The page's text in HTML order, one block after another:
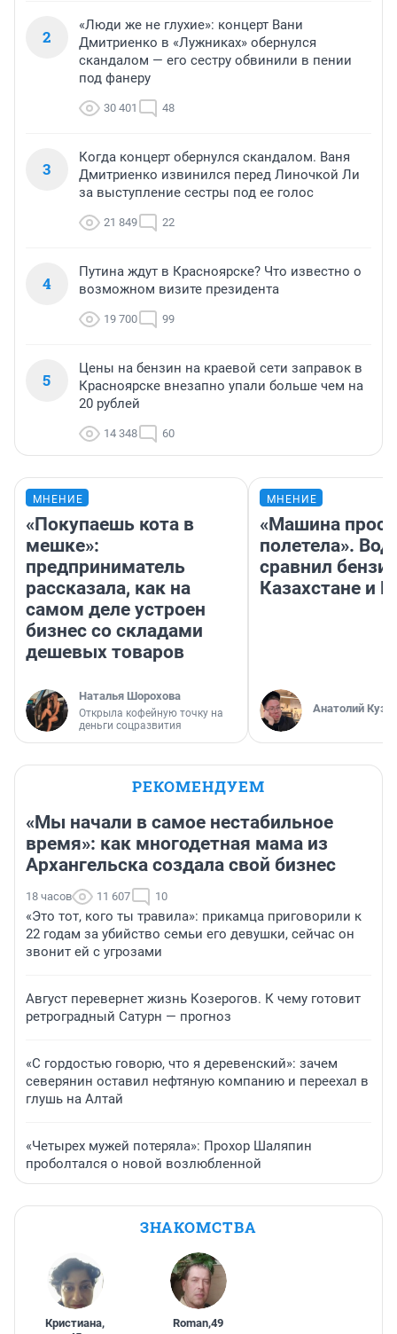
2
«Люди же не глухие»: концерт Вани
Дмитриенко в «Лужниках» обернулся
скандалом — его сестру обвинили в пении
под фанеру
30 401 48
3
Когда концерт обернулся скандалом. Ваня
Дмитриенко извинился перед Линочкой Ли
за выступление сестры под ее голос
21 849 22
4
Путина ждут в Красноярске? Что известно о
возможном визите президента
19 700 99
5
Цены на бензин на краевой сети заправок в
Красноярске внезапно упали больше чем на
20 рублей
14 348 60
МНЕНИЕ
«Покупаешь кота в
мешке»:
предприниматель
рассказала, как на
самом деле устроен
бизнес со складами
дешевых товаров
Наталья Шорохова
Открыла кофейную точку на
деньги соцразвития
МНЕНИЕ
«Машина
полетела».
сравнил
Казахстане и
Анатолий
РЕКОМЕНДУЕМ
«Мы начали в самое нестабильное
время»: как многодетная мама из
Архангельска создала свой бизнес
18 часов 11 607 10
«Это тот, кого ты травила»: прикамца приговорили к
22 годам за убийство семьи его девушки, сейчас он
звонит ей с угрозами
Август перевернет жизнь Козерогов. К чему готовит
ретроградный Сатурн — прогноз
«С гордостью говорю, что я деревенский»: зачем
северянин оставил нефтяную компанию и переехал в
глушь на Алтай
«Четырех мужей потеряла»: Прохор Шаляпин
проболтался о новой возлюбленной
ЗНАКОМСТВА
Кристиана,
Roman,49